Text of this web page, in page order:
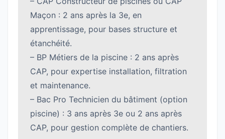
Maçon : 2 ans après la 3e, en
apprentissage, pour bases structure et
étanchéité.
– BP Métiers de la piscine : 2 ans après
CAP, pour expertise installation, filtration
et maintenance.
– Bac Pro Technicien du bâtiment (option
piscine) : 3 ans après 3e ou 2 ans après
CAP, pour gestion complète de chantiers.